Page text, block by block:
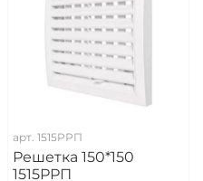
арт. 1515РРП
Решетка 150*150
1515РРП